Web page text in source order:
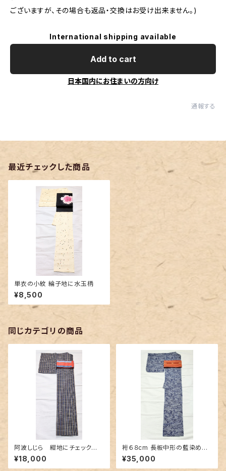
ございますが、その場合も返品・交換はお受け出来ません。)
International shipping available
Add to cart
日本国内にお住まいの方向け
通報する
最近チェックした商品
単衣の小紋 綸子地に水玉柄
¥8,500
同じカテゴリの商品
阿波しじら 紺地にチェック
柄〜赤色とクリーム色〜
¥18,000
裄６８cm 長板中形の藍染め浴
衣 網代織りに古典的な風景柄
の両面染め
¥35,000